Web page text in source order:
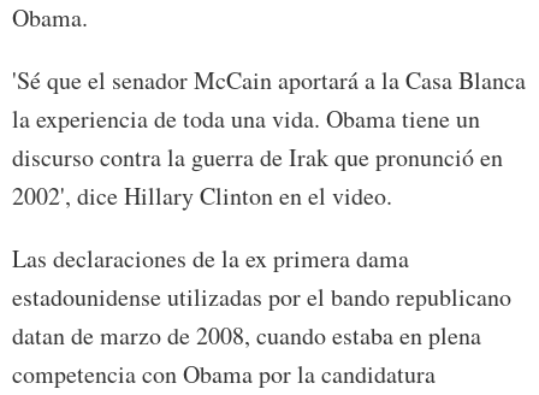
Obama.
'Sé que el senador McCain aportará a la Casa Blanca
la experiencia de toda una vida. Obama tiene un
discurso contra la guerra de Irak que pronunció en
2002', dice Hillary Clinton en el video.
Las declaraciones de la ex primera dama
estadounidense utilizadas por el bando republicano
datan de marzo de 2008, cuando estaba en plena
competencia con Obama por la candidatura